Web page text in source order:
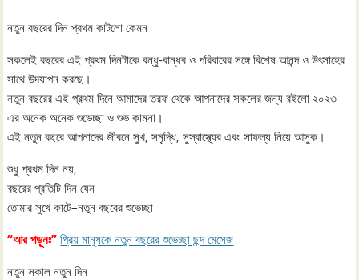
নতুন বছরের দিন প্রথম কাটলো কেমন
সকলেই বছরের এই প্রথম দিনটাকে বন্ধু-বান্ধব ও পরিবারের সঙ্গে বিশেষ আনন্দ ও উৎসাহের
সাথে উদযাপন করছে।
নতুন বছরের এই প্রথম দিনে আমাদের তরফ থেকে আপনাদের সকলের জন্য রইলো ২০২৩
এর অনেক অনেক শুভেচ্ছা ও শুভ কামনা।
এই নতুন বছরে আপনাদের জীবনে সুখ, সমৃদ্ধি, সুস্বাস্থ্যের এবং সাফল্য নিয়ে আসুক।
শুধু প্রথম দিন নয়,
বছরের প্রতিটি দিন যেন
তোমার সুখে কাটে–নতুন বছরের শুভেচ্ছা
“আর পড়ুনঃ” প্রিয় মানুষকে নতুন বছরের শুভেচ্ছা ছন্দ মেসেজ
নতুন সকাল নতুন দিন